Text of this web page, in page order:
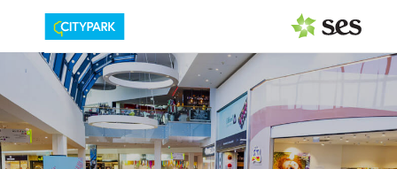
PRESSEAUSSENDUNGEN
Center & Marken
Events